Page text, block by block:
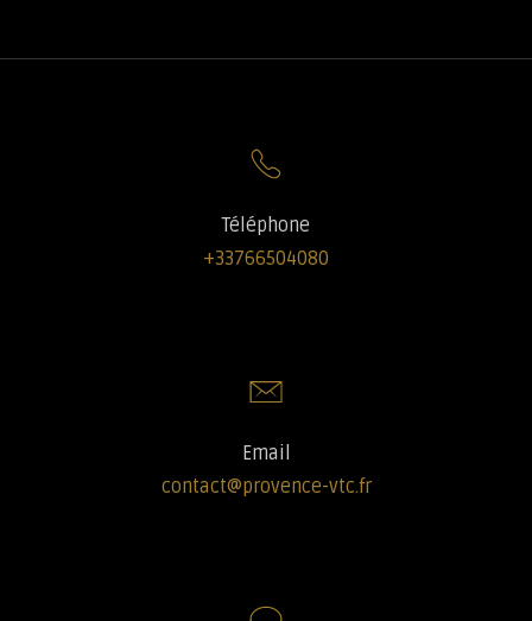
Téléphone
+33766504080
Email
contact@provence-vtc.fr